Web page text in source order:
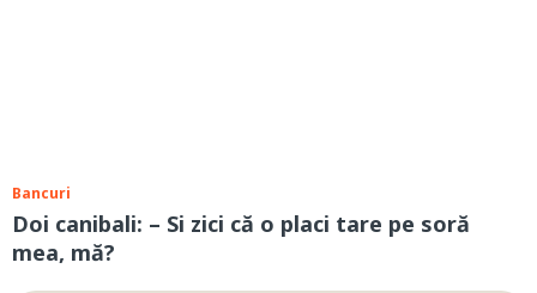
Bancuri
Doi canibali: – Si zici că o placi tare pe soră
mea, mă?